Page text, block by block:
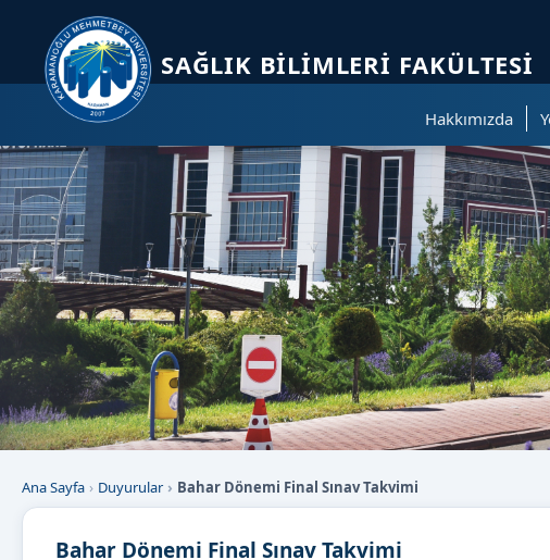
SAĞLIK BILIMLERI FAKÜLTESI
Hakkımızda
Ana Sayfa Duyurular Bahar Dönemi Final Sınav Takvimi
Bahar Dönemi Final Sınav Takvimi